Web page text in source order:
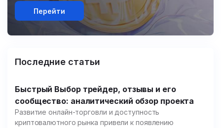
Перейти
Последние статьи
Быстрый Выбор трейдер, отзывы и его
сообщество: аналитический обзор проекта
Развитие онлайн-торговли и доступность
криптовалютного рынка привели к появлению